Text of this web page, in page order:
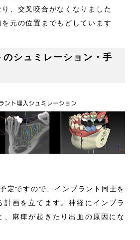
、交叉咬合がなくなりました
元の位置までもどしています
のシュミレーション・手
定ですので、インプラント同士を
計画を立てます。神経にインプラ
、麻痺が起きたり出血の原因にな